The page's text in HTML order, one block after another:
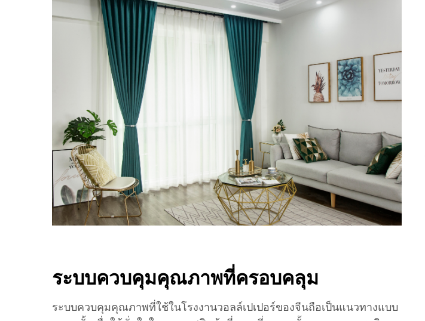
ระบบควบคุมคุณภาพที่ครอบคลุม
ระบบควบคุมคุณภาพที่ใช้ในโรงงานวอลล์เปเปอร์ของจีนถือเป็นแนวทางแบบ